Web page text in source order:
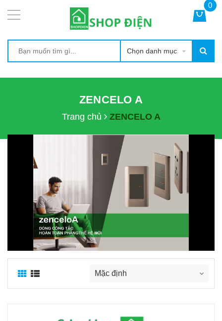
Chọn danh mục
0
ZENCELO A
Trang chủ ZENCELO A